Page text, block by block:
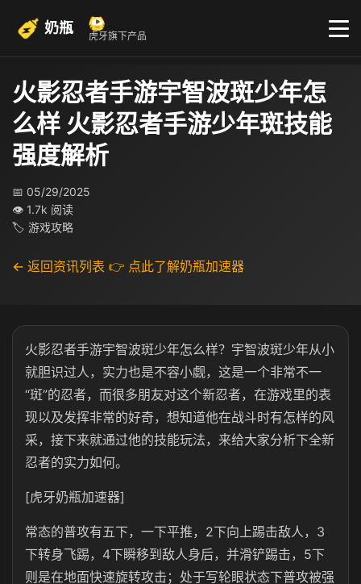
奶瓶 虎牙旗下产品
火影忍者手游宇智波斑少年怎
么样 火影忍者手游少年斑技能
强度解析
📅 05/29/2025
👁 1.7k 阅读
🏷 游戏攻略
← 返回资讯列表 👉 点此了解奶瓶加速器
火影忍者手游宇智波斑少年怎么样？宇智波斑少年从小
就胆识过人，实力也是不容小觑，这是一个非常不一
“斑”的忍者，而很多朋友对这个新忍者，在游戏里的表
现以及发挥非常的好奇，想知道他在战斗时有怎样的风
采，接下来就通过他的技能玩法，来给大家分析下全新
忍者的实力如何。
[虎牙奶瓶加速器]
常态的普攻有五下，一下平推，2下向上踢击敌人，3
下转身飞踢，4下瞬移到敌人身后，并滑铲踢击，5下
则是在地面快速旋转攻击；处于写轮眼状态下普攻被强